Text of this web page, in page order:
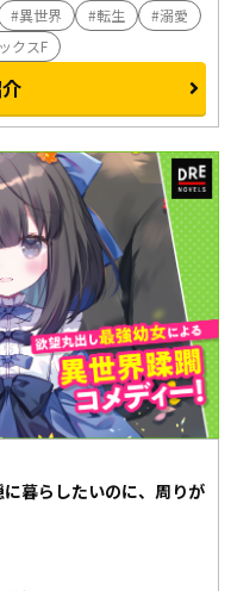
異世界 転生
溺愛
クスF
暮らしたいのに、周りが